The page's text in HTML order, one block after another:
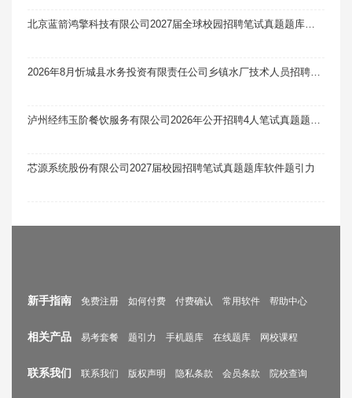
北京蓝箭鸿擎科技有限公司2027届全球校园招聘笔试真题题库软件题引力
2026年8月忻城县水务投资有限责任公司乡镇水厂技术人员招聘1人笔试真题题库软件题引力
泸州经纬玉阶餐饮服务有限公司2026年公开招聘4人笔试真题题库软件题引力
芯源系统股份有限公司2027届校园招聘笔试真题题库软件题引力
新手指南 免费注册 如何付费 付费确认 常用软件 帮助中心
相关产品 易考套餐 题引力 手机题库 在线题库 网校课程
联系我们 联系我们 版权声明 隐私条款 会员条款 院校查询